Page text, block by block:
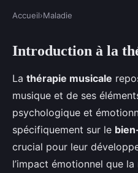
Découvrez
musicale peut
l"humeur des
émotionnelle
Margot 22 avril 2025 5 min
Accueil›Maladie
Introduction à la
La thérapie musicale
musique et de ses
psychologique et
spécifiquement sur le
crucial pour leur
l’impact émotionnel que